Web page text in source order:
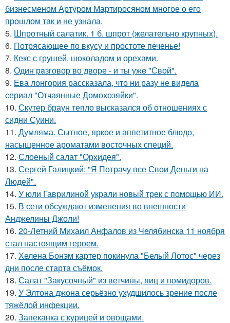
бизнесменом Артуром Мартиросяном многое о его
прошлом так и не узнала.
5. Шпротный салатик. 1 б. шпрот (желательно крупных).
6. Потрясающее по вкусу и простоте печенье!
7. Кекс с грушей, шоколадом и орехами.
8. Один рaзговоp во двоpе - и ты ужe "Свой".
9. Ева лонгория рассказала, что ни разу не видела
сериал "Отчаянные Домохозяйки".
10. Скутер браун тепло высказался об отношениях с
сидни Суини.
11. Думляма. Сытное, яркое и аппетитное блюдо,
насыщенное ароматами восточных специй.
12. Слоеный салат "Орхидея".
13. Сергей Галицкий: "Я Потрачу все Свои Деньги на
Людей".
14. У юли Гаврилиной украли новый трек с помощью ИИ.
15. В сети обсуждают изменения во внешности
Анджелины Джоли!
16. 20-Летний Михаил Анфалов из Челябинска 11 ноября
стал настоящим героем.
17. Хелена Бонэм картер покинула "Белый Лотос" через
дни после старта съёмок.
18. Салат "Закусочный" из ветчины, яиц и помидоров.
19. У Элтона джона серьёзно ухудшилось зрение после
тяжёлой инфекции.
20. Запеканка с курицей и овощами.